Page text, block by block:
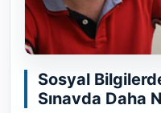
Sosyal
Sınavda Daha